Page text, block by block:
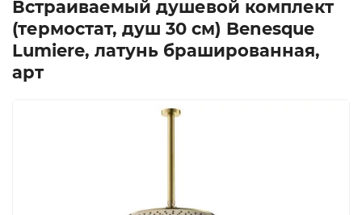
Встраиваемый душевой комплект
(термостат, душ 30 см) Benesque
Lumiere, латунь брашированная,
арт